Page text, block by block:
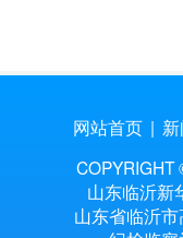
网站首页 |
COPYRIGHT
山东临沂新
山东省临沂